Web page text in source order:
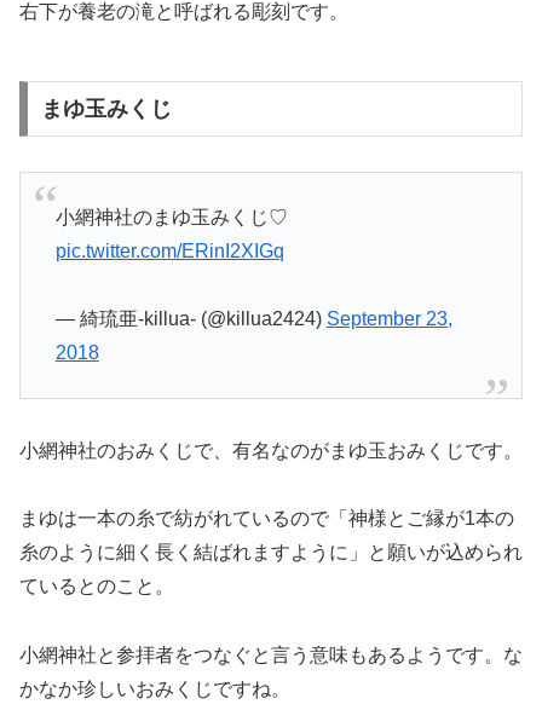
右下が養老の滝と呼ばれる彫刻です。
まゆ玉みくじ
小網神社のまゆ玉みくじ♡
pic.twitter.com/ERinI2XIGq
— 綺琉亜-killua- (@killua2424) September 23,
2018
小網神社のおみくじで、有名なのがまゆ玉おみくじです。
まゆは一本の糸で紡がれているので「神様とご縁が1本の
糸のように細く長く結ばれますように」と願いが込められ
ているとのこと。
小網神社と参拝者をつなぐと言う意味もあるようです。な
かなか珍しいおみくじですね。